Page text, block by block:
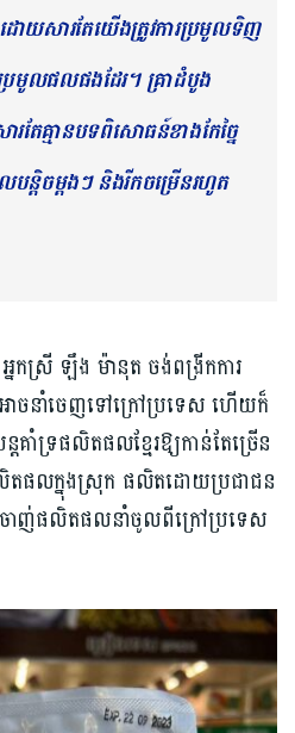
ដោយសារតែយើងត្រូវការប្រមូលទិញ
រមូលផលផងដែរ។ គ្រាដំបូង
ែគ្មានបទពិសោធន៍ខាងកែច្នៃ
ន្តិចម្ដងៗ និងរីកចម្រើនរហូត
នកស្រី ឡឹង ម៉ានុត ចង់ពង្រីកការ
ាចនាំចេញទៅក្រៅប្រទេស ហើយក៏
ាំទ្រផលិតផលខ្មែរឱ្យកាន់តែច្រើន
តផលក្នុងស្រុក ផលិតដោយប្រជាជន
ាញ់ផលិតផលនាំចូលពីក្រៅប្រទេស